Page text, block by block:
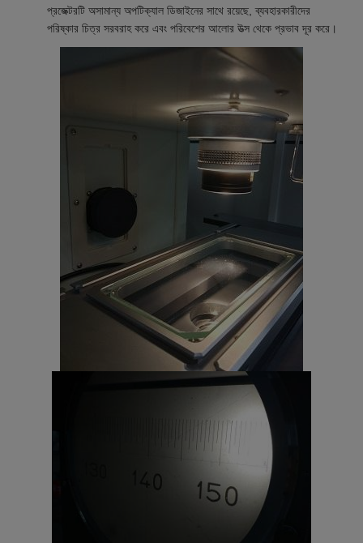
প্রজেক্টরটি অসামান্য অপটিক্যাল ডিজাইনের সাথে রয়েছে, ব্যবহারকারীদের
পরিষ্কার চিত্র সরবরাহ করে এবং পরিবেশের আলোর উত্স থেকে প্রভাব দূর করে।